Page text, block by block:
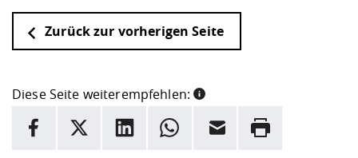
Zurück zur vorherigen Seite
Diese Seite weiterempfehlen:
INFORMATION
Facebook
X LinkedInWhatsappE-Mail Drucken